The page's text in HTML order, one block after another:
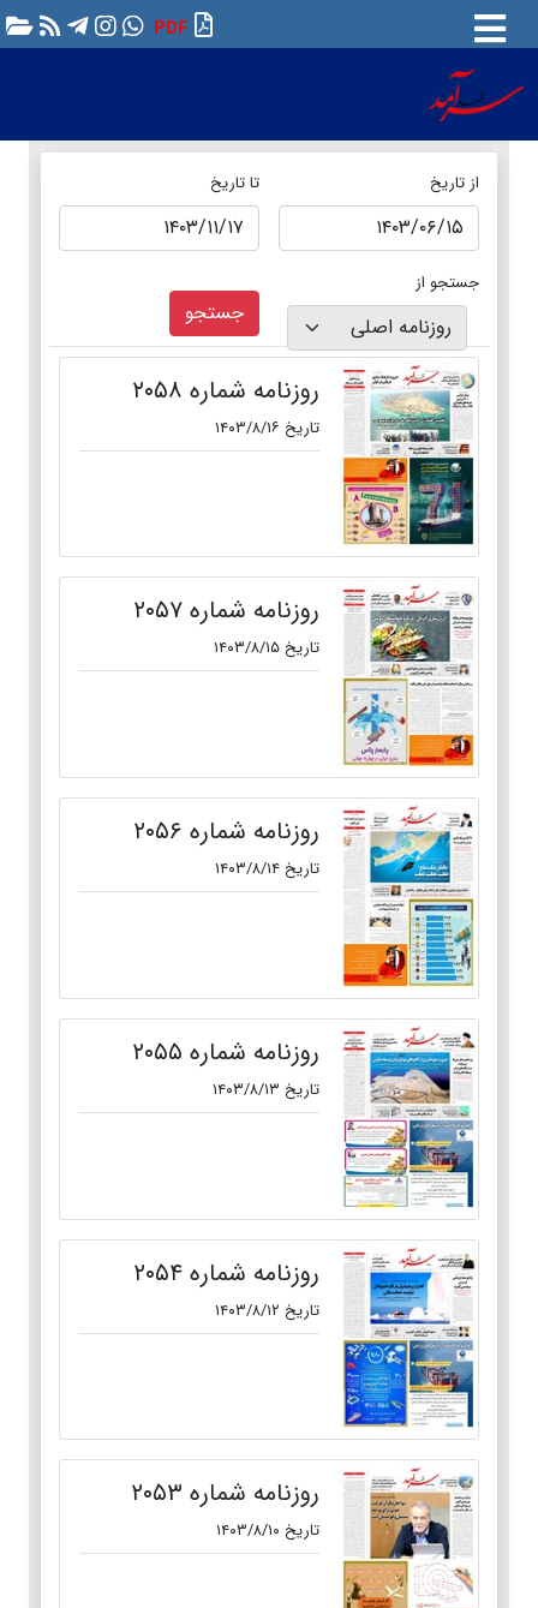
PDF
از تاریخ تا تاریخ
جستجو از
جستجو
روزنامه شماره ۲۰۵۸
تاریخ ۱۴۰۳/۸/۱۶
روزنامه شماره ۲۰۵۷
تاریخ ۱۴۰۳/۸/۱۵
روزنامه شماره ۲۰۵۶
تاریخ ۱۴۰۳/۸/۱۴
روزنامه شماره ۲۰۵۵
تاریخ ۱۴۰۳/۸/۱۳
روزنامه شماره ۲۰۵۴
تاریخ ۱۴۰۳/۸/۱۲
روزنامه شماره ۲۰۵۳
تاریخ ۱۴۰۳/۸/۱۰